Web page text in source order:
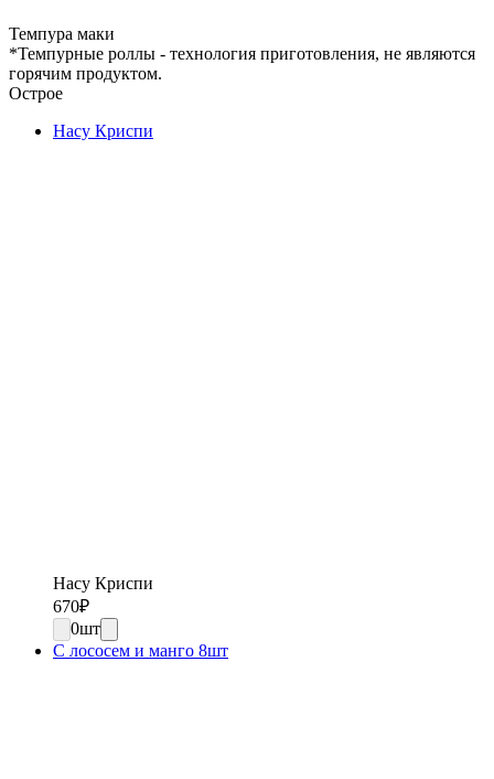
Темпура маки
*Темпурные роллы - технология приготовления, не являются
горячим продуктом.
Острое
Насу Криспи
Насу Криспи
670₽
0шт
С лососем и манго 8шт